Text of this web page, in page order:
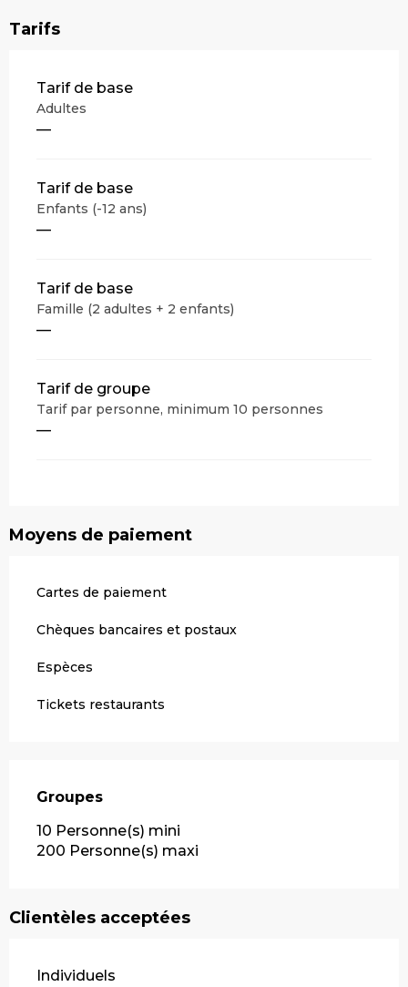
Tarifs
Tarifs 2026
Tarif de base
Adultes
—
Tarif de base
Enfants (-12 ans)
—
Tarif de base
Famille (2 adultes + 2 enfants)
—
Tarif de groupe
Tarif par personne, minimum 10 personnes
—
Moyens de paiement
Cartes de paiement
Chèques bancaires et postaux
Espèces
Tickets restaurants
Groupes
Groupes
10 Personne(s) mini
200 Personne(s) maxi
Clientèles acceptées
Individuels